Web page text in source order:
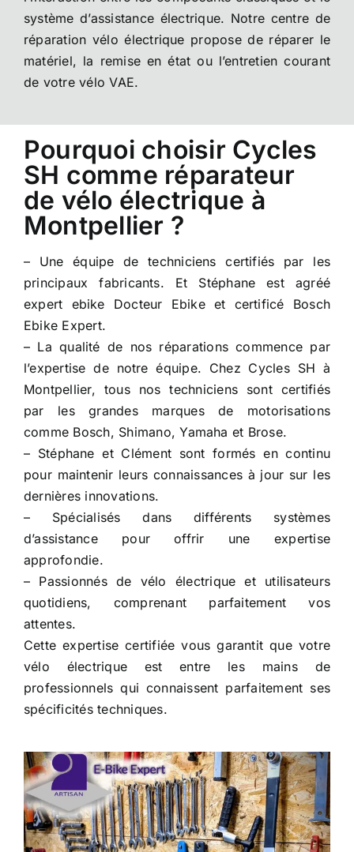
système d’assistance électrique. Notre centre de
réparation vélo électrique propose de réparer le
matériel, la remise en état ou l’entretien courant
de votre vélo VAE.
Pourquoi choisir Cycles
SH comme réparateur
de vélo électrique à
Montpellier ?
– Une équipe de techniciens certifiés par les
principaux fabricants. Et Stéphane est agréé
expert ebike Docteur Ebike et certificé Bosch
Ebike Expert.
– La qualité de nos réparations commence par
l’expertise de notre équipe. Chez Cycles SH à
Montpellier, tous nos techniciens sont certifiés
par les grandes marques de motorisations
comme Bosch, Shimano, Yamaha et Brose.
– Stéphane et Clément sont formés en continu
pour maintenir leurs connaissances à jour sur les
dernières innovations.
– Spécialisés dans différents systèmes
d’assistance pour offrir une expertise
approfondie.
– Passionnés de vélo électrique et utilisateurs
quotidiens, comprenant parfaitement vos
attentes.
Cette expertise certifiée vous garantit que votre
vélo électrique est entre les mains de
professionnels qui connaissent parfaitement ses
spécificités techniques.